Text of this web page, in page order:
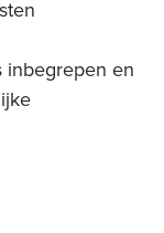
inbegrepen en